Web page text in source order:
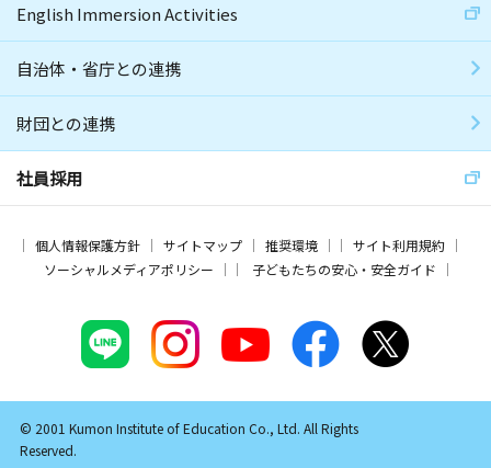
English Immersion Activities
自治体・省庁との連携
財団との連携
社員採用
個人情報保護方針 サイトマップ 推奨環境
サイト利用規約
ソーシャルメディアポリシー
子どもたちの安心・安全ガイド
© 2001 Kumon Institute of Education Co., Ltd. All Rights
Reserved.